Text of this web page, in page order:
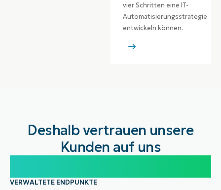
vier Schritten eine IT-
Automatisierungsstrategie
entwickeln können.
Deshalb vertrauen unsere
Kunden auf uns
VERWALTETE ENDPUNKTE